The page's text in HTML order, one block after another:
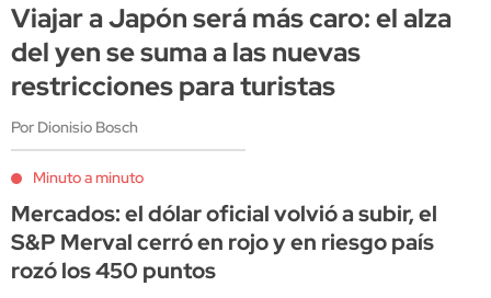
Viajar a Japón será más caro: el alza
del yen se suma a las nuevas
restricciones para turistas
Por Dionisio Bosch
Minuto a minuto
Mercados: el dólar oficial volvió a subir, el
S&P Merval cerró en rojo y en riesgo país
rozó los 450 puntos